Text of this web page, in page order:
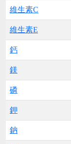
維生素C
維生素E
鈣
鎂
磷
鉀
鈉